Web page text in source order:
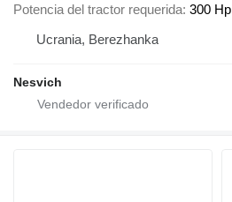
Potencia del tractor requerida 300 Hp
Ucrania, Berezhanka
Nesvich